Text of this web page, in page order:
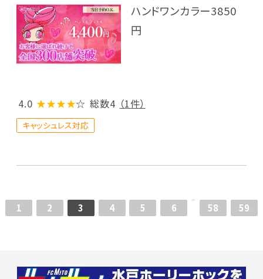
ハンドワンカラー3850
円
4.0 ★★★★☆ 総数4 （1件）
キャッシュレス対応
1 2 3 4 5 6 58 59